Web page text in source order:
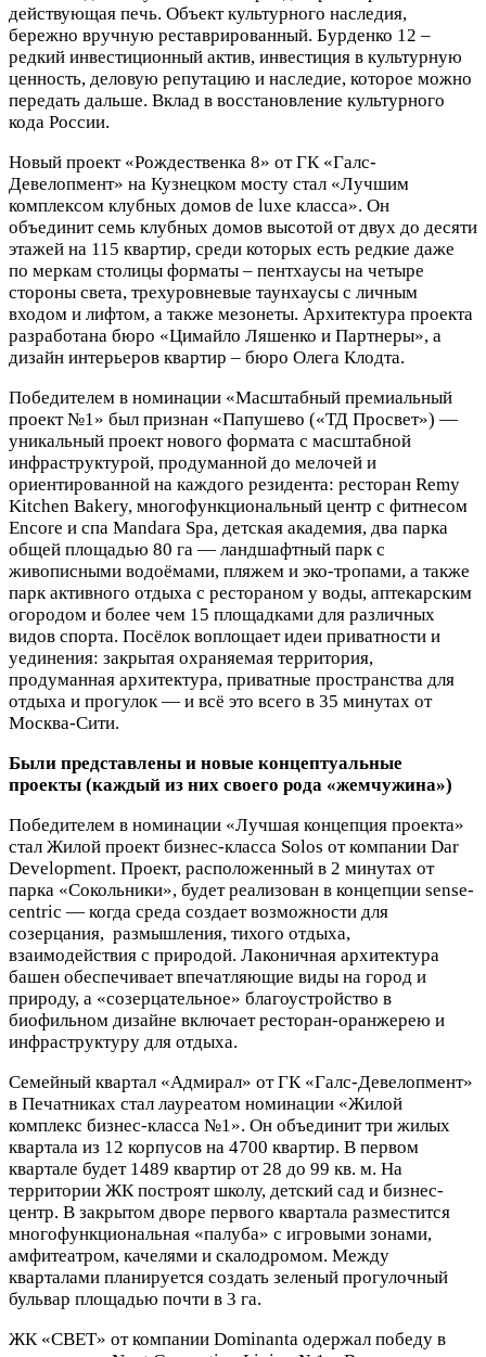
действующая печь. Объект культурного наследия,
бережно вручную реставрированный. Бурденко 12 –
редкий инвестиционный актив, инвестиция в культурную
ценность, деловую репутацию и наследие, которое можно
передать дальше. Вклад в восстановление культурного
кода России.
Новый проект «Рождественка 8» от ГК «Галс-
Девелопмент» на Кузнецком мосту стал «Лучшим
комплексом клубных домов de luxe класса». Он
объединит семь клубных домов высотой от двух до десяти
этажей на 115 квартир, среди которых есть редкие даже
по меркам столицы форматы – пентхаусы на четыре
стороны света, трехуровневые таунхаусы с личным
входом и лифтом, а также мезонеты. Архитектура проекта
разработана бюро «Цимайло Ляшенко и Партнеры», а
дизайн интерьеров квартир – бюро Олега Клодта.
Победителем в номинации «Масштабный премиальный
проект №1» был признан «Папушево («ТД Просвет») —
уникальный проект нового формата с масштабной
инфраструктурой, продуманной до мелочей и
ориентированной на каждого резидента: ресторан Remy
Kitchen Bakery, многофункциональный центр с фитнесом
Encore и спа Mandara Spa, детская академия, два парка
общей площадью 80 га — ландшафтный парк с
живописными водоёмами, пляжем и эко-тропами, а также
парк активного отдыха с рестораном у воды, аптекарским
огородом и более чем 15 площадками для различных
видов спорта. Посёлок воплощает идеи приватности и
уединения: закрытая охраняемая территория,
продуманная архитектура, приватные пространства для
отдыха и прогулок — и всё это всего в 35 минутах от
Москва-Сити.
Были представлены и новые концептуальные
проекты (каждый из них своего рода «жемчужина»)
Победителем в номинации «Лучшая концепция проекта»
стал Жилой проект бизнес-класса Solos от компании Dar
Development. Проект, расположенный в 2 минутах от
парка «Сокольники», будет реализован в концепции sense-
centric — когда среда создает возможности для
созерцания, размышления, тихого отдыха,
взаимодействия с природой. Лаконичная архитектура
башен обеспечивает впечатляющие виды на город и
природу, а «созерцательное» благоустройство в
биофильном дизайне включает ресторан-оранжерею и
инфраструктуру для отдыха.
Семейный квартал «Адмирал» от ГК «Галс-Девелопмент»
в Печатниках стал лауреатом номинации «Жилой
комплекс бизнес-класса №1». Он объединит три жилых
квартала из 12 корпусов на 4700 квартир. В первом
квартале будет 1489 квартир от 28 до 99 кв. м. На
территории ЖК построят школу, детский сад и бизнес-
центр. В закрытом дворе первого квартала разместится
многофункциональная «палуба» с игровыми зонами,
амфитеатром, качелями и скалодромом. Между
кварталами планируется создать зеленый прогулочный
бульвар площадью почти в 3 га.
ЖК «СВЕТ» от компании Dominanta одержал победу в